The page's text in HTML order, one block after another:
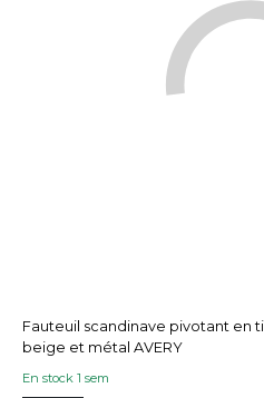
Fauteuil scandinave pivotant en
beige et métal AVERY
En stock 1 sem